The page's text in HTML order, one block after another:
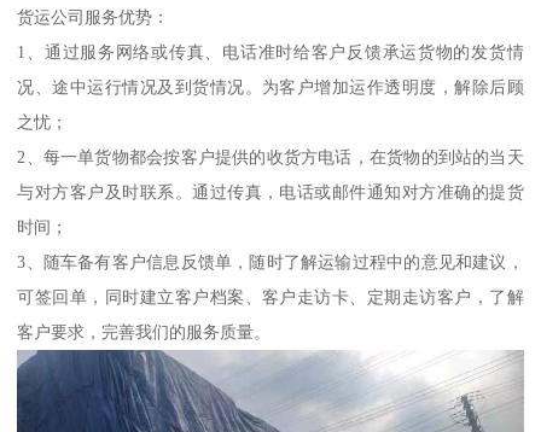
货运公司服务优势：
1、通过服务网络或传真、电话准时给客户反馈承运货物的发货情
况、途中运行情况及到货情况。为客户增加运作透明度，解除后顾
之忧；
2、每一单货物都会按客户提供的收货方电话，在货物的到站的当天
与对方客户及时联系。通过传真，电话或邮件通知对方准确的提货
时间；
3、随车备有客户信息反馈单，随时了解运输过程中的意见和建议，
可签回单，同时建立客户档案、客户走访卡、定期走访客户，了解
客户要求，完善我们的服务质量。